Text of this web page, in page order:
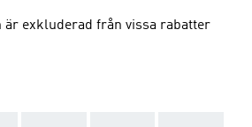
är exkluderad från vissa rabatter